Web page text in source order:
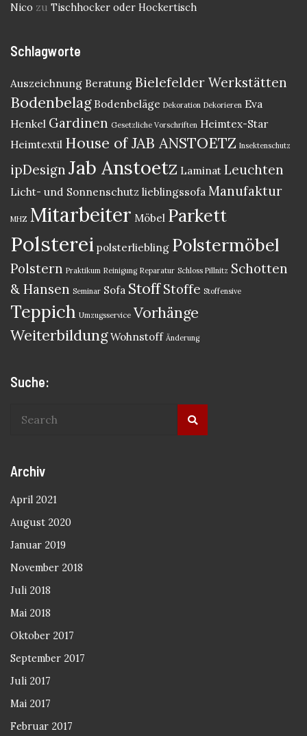
Nico zu Tischhocker oder Hockertisch
Schlagworte
Auszeichnung Beratung Bielefelder Werkstätten
Bodenbelag Bodenbeläge Dekoration Dekorieren Eva
Henkel Gardinen Gesetzliche Vorschriften Heimtex-Star
Heimtextil House of JAB ANSTOETZ Insektenschutz
ipDesign Jab Anstoetz Laminat Leuchten
Licht- und Sonnenschutz lieblingssofa Manufaktur
MHZ Mitarbeiter Möbel Parkett
Polsterei polsterliebling Polstermöbel
Polstern Praktikum Reinigung Reparatur Schloss Pillnitz Schotten
& Hansen Seminar Sofa Stoff Stoffe Stoffensive
Teppich Umzugsservice Vorhänge
Weiterbildung Wohnstoff Änderung
Suche:
Archiv
April 2021
August 2020
Januar 2019
November 2018
Juli 2018
Mai 2018
Oktober 2017
September 2017
Juli 2017
Mai 2017
Februar 2017